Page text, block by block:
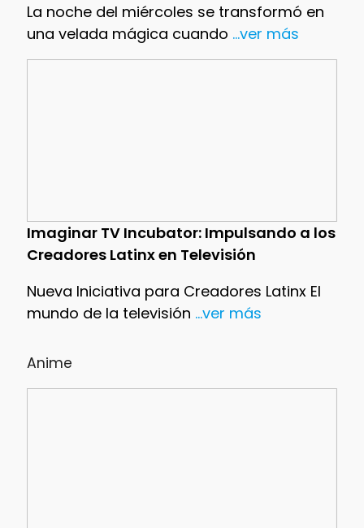
La noche del miércoles se transformó en
una velada mágica cuando ...ver más
Imaginar TV Incubator: Impulsando a los
Creadores Latinx en Televisión
Nueva Iniciativa para Creadores Latinx El
mundo de la televisión ...ver más
Anime